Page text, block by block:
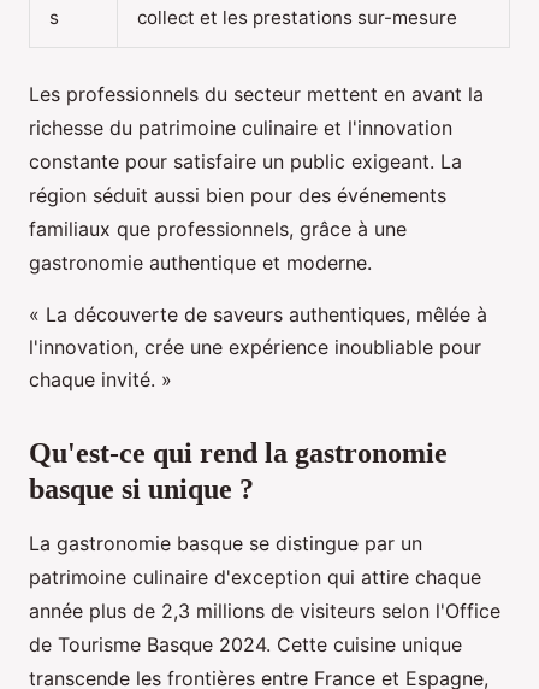
s
collect et les prestations sur-mesure
Les professionnels du secteur mettent en avant la
richesse du patrimoine culinaire et l'innovation
constante pour satisfaire un public exigeant. La
région séduit aussi bien pour des événements
familiaux que professionnels, grâce à une
gastronomie authentique et moderne.
« La découverte de saveurs authentiques, mêlée à
l'innovation, crée une expérience inoubliable pour
chaque invité. »
Qu'est-ce qui rend la gastronomie
basque si unique ?
La gastronomie basque se distingue par un
patrimoine culinaire d'exception qui attire chaque
année plus de 2,3 millions de visiteurs selon l'Office
de Tourisme Basque 2024. Cette cuisine unique
transcende les frontières entre France et Espagne,